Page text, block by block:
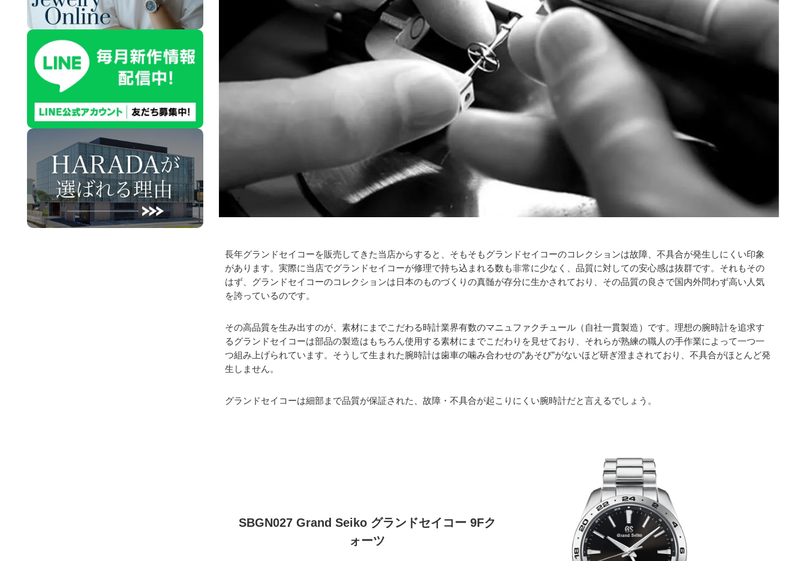
長年グランドセイコーを販売してきた当店からすると、そもそもグランドセイコーのコレクションは故障、不具合が発生しにくい印象
があります。実際に当店でグランドセイコーが修理で持ち込まれる数も非常に少なく、品質に対しての安心感は抜群です。それもその
はず、グランドセイコーのコレクションは日本のものづくりの真髄が存分に生かされており、その品質の良さで国内外問わず高い人気
を誇っているのです。
その高品質を生み出すのが、素材にまでこだわる時計業界有数のマニュファクチュール（自社一貫製造）です。理想の腕時計を追求す
るグランドセイコーは部品の製造はもちろん使用する素材にまでこだわりを見せており、それらが熟練の職人の手作業によって一つ一
つ組み上げられています。そうして生まれた腕時計は歯車の噛み合わせの”あそび”がないほど研ぎ澄まされており、不具合がほとんど発
生しません。
グランドセイコーは細部まで品質が保証された、故障・不具合が起こりにくい腕時計だと言えるでしょう。
SBGN027 Grand Seiko グランドセイコー 9Fク
ォーツ